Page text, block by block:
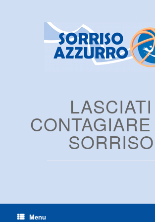
LASCIATI
SORRISO
Menu